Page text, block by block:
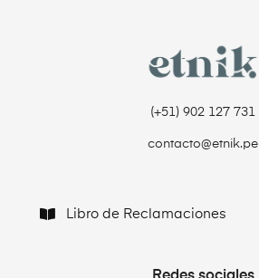
(+51) 902 127 731‬
contacto@etnik.pe
Libro de Reclamaciones